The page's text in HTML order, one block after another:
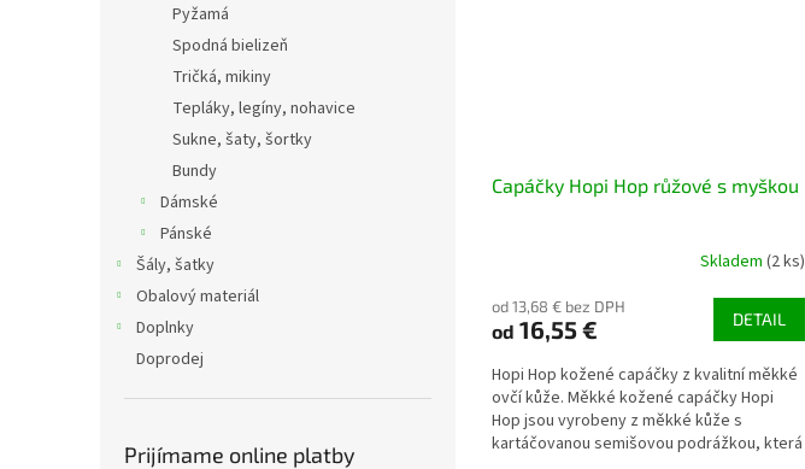
Pyžamá
Spodná bielizeň
Tričká, mikiny
Tepláky, legíny, nohavice
Sukne, šaty, šortky
Bundy
Dámské
Pánské
Šály, šatky
Obalový materiál
Doplnky
Doprodej
Prijímame online platby
Capáčky Hopi Hop růžové s myškou
Skladem (2 ks)
od 13,68 € bez DPH
od 16,55 € DETAIL
Hopi Hop kožené capáčky z kvalitní měkké
ovčí kůže. Měkké kožené capáčky Hopi
Hop jsou vyrobeny z měkké kůže s
kartáčovanou semišovou podrážkou, která